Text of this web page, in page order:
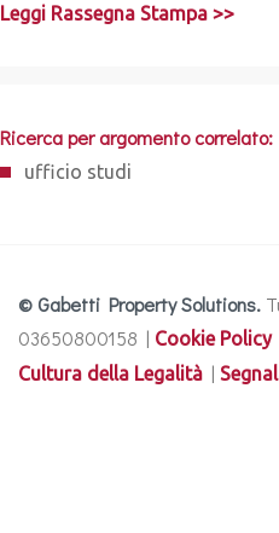
Leggi Rassegna Stampa >>
Ricerca per argomento correlato:
ufficio studi
© Gabetti Property Solutions.
03650800158 | Cookie Policy
Cultura della Legalità |